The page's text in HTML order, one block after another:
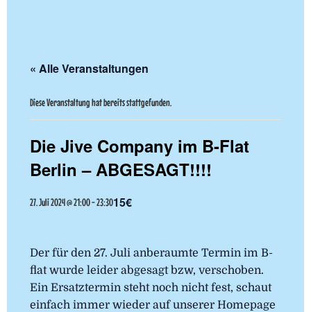
« Alle Veranstaltungen
Diese Veranstaltung hat bereits stattgefunden.
Die Jive Company im B-Flat
Berlin – ABGESAGT!!!!
27. Juli 2024 @ 21:00-23:3015€
Der für den 27. Juli anberaumte Termin im B-
flat wurde leider abgesagt bzw, verschoben.
Ein Ersatztermin steht noch nicht fest, schaut
einfach immer wieder auf unserer Homepage